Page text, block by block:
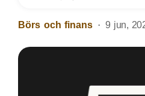
Börs och finans 9 jun,